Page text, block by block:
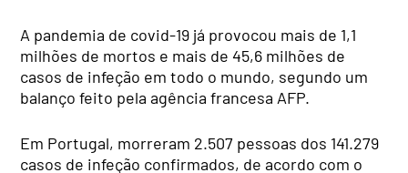
A pandemia de covid-19 já provocou mais de 1,1
milhões de mortos e mais de 45,6 milhões de
casos de infeção em todo o mundo, segundo um
balanço feito pela agência francesa AFP.
Em Portugal, morreram 2.507 pessoas dos 141.279
casos de infeção confirmados, de acordo com o